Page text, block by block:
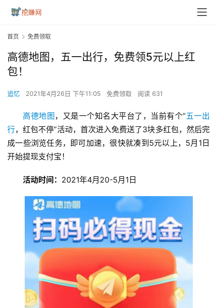
首页 免费领取
高德地图，五一出行，免费领5元以上红
包！
追忆 2021年4月26日 下午11:05 免费领取 阅读 631
高德地图 ，又是一个知名大平台了，当前有个“五一出
行，红包不停”活动，首次进入免费送了3块多红包，然后完
成一些浏览任务，即可加速，很快就凑到5元以上，5月1日
开始提现支付宝！
活动时间： 2021年4月20-5月1日